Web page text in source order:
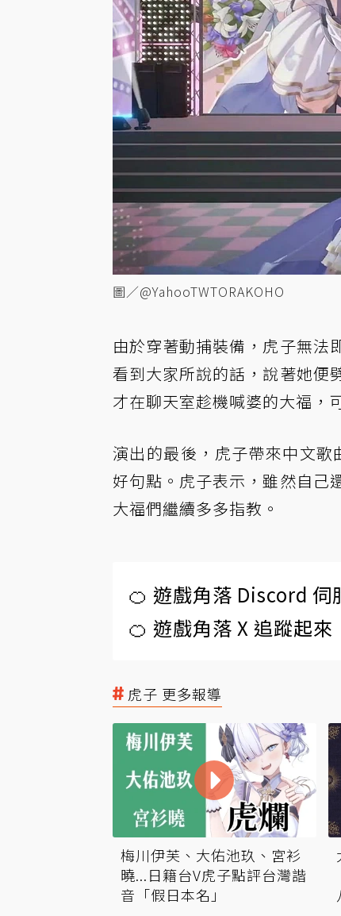
圖／@YahooTWTORAKOHO
由於穿著動捕裝備，虎子無法
看到大家所說的話，說著她便
才在聊天室趁機喊婆的大福，
演出的最後，虎子帶來中文
好句點。虎子表示，雖然自己
大福們繼續多多指教。
🍊 遊戲角落 Discord 伺
🍊 遊戲角落 X 追蹤起來
虎子 更多報導
梅川伊芙、大佑池玖、宮衫
曉...日籍台V虎子點評台灣諧
音「假日本名」